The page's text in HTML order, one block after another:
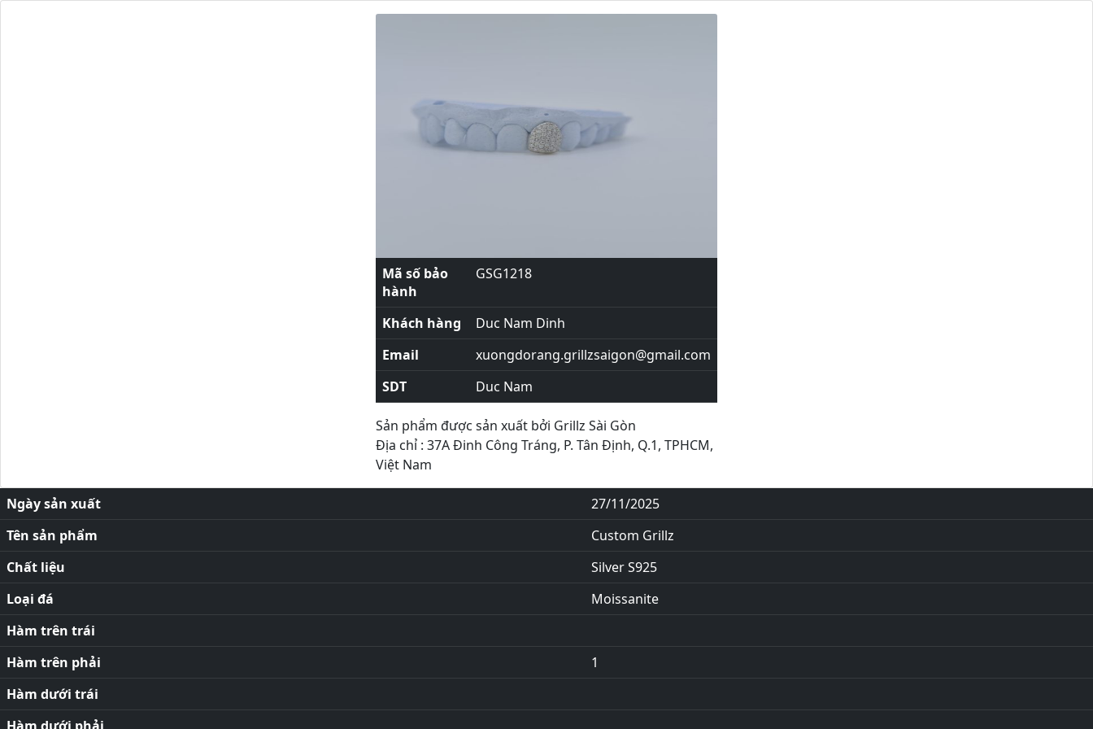
Mã số bảo
hành
GSG1218
Khách hàng
Duc Nam Dinh
Email
xuongdorang.grillzsaigon@gmail.com
SDT
Duc Nam
Sản phẩm được sản xuất bởi Grillz Sài Gòn
Địa chỉ : 37A Đinh Công Tráng, P. Tân Định, Q.1, TPHCM,
Việt Nam
Ngày sản xuất
27/11/2025
Tên sản phẩm
Custom Grillz
Chất liệu
Silver S925
Loại đá
Moissanite
Hàm trên trái
Hàm trên phải
1
Hàm dưới trái